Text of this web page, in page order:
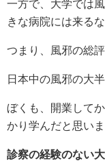
一方で、大学では
きな病院には来る
つまり、風邪の総
日本中の風邪の大
ぼくも、開業して
かり学んだと思いま
診察の経験のない